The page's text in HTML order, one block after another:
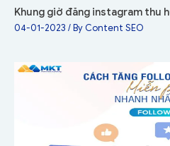
Khung giờ đăng instagram thu
04-01-2023 / By Content SEO